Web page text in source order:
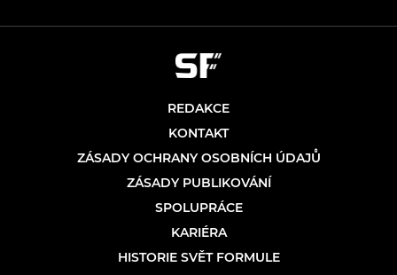
REDAKCE
KONTAKT
ZÁSADY OCHRANY OSOBNÍCH ÚDAJŮ
ZÁSADY PUBLIKOVÁNÍ
SPOLUPRÁCE
KARIÉRA
HISTORIE SVĚT FORMULE